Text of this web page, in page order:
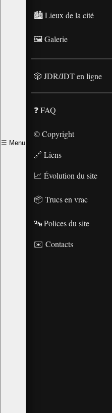
☰ Menu
🏙️ Lieux de la cité
🖼️ Galerie
🎲 JDR/JDT en ligne
❓ FAQ
© Copyright
🔗 Liens
📈 Évolution du site
📦 Trucs en vrac
🔤 Polices du site
✉️ Contacts